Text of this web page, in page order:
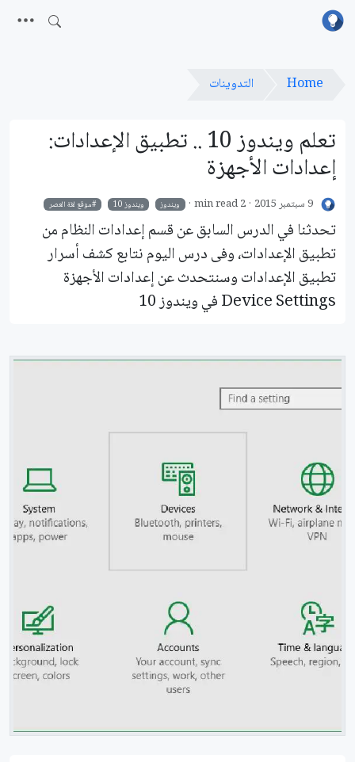
Home التدوينات
تعلم ويندوز 10 .. تطبيق الإعدادات:
إعدادات الأجهزة
9 سبتمبر 2015 2 min read ويندوز ويندوز 10 موقع لغة العصر
تحدثنا في الدرس السابق عن قسم إعدادات النظام من
تطبيق الإعدادات، وفى درس اليوم نتابع كشف أسرار
تطبيق الإعدادات وسنتحدث عن إعدادات الأجهزة
Device Settings في ويندوز 10